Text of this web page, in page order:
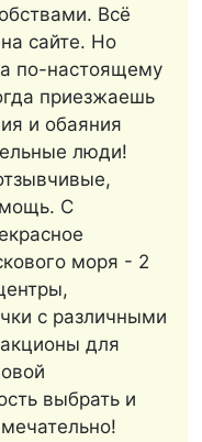
Всё
сайте. Но
по-настоящему
приезжаешь
и обаяния
люди!
С
моря - 2
с различными
для
выбрать и